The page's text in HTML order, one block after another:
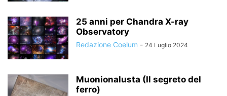
25 anni per Chandra X-ray
Observatory
Redazione Coelum - 24 Luglio 2024
Muonionalusta (Il segreto del
ferro)